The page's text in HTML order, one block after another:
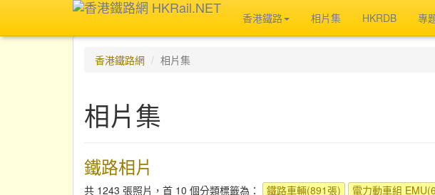
香港鐵路 相片集 HKRDB 專
香港鐵路網 相片集
相片集
鐵路相片
共 1243 張照片，首 10 個分類標籤為： 鐵路車輛(891張) 電力動車組